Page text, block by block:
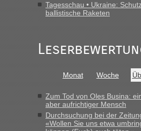
Tagesschau • Ukraine:
ballistische Raketen
Monat Woche
Zum Tod von Oles Busina:
aber aufrichtiger Mensch
Durchsuchung bei der
«Wollen Sie uns etwa